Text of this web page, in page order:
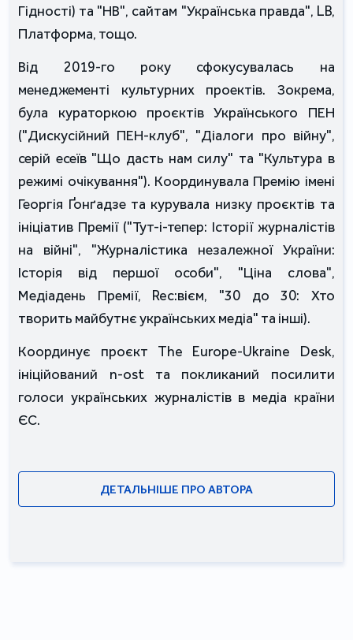
Гідності) та "НВ", сайтам "Українська правда", LB,
Платформа, тощо.
Від 2019-го року сфокусувалась на
менеджементі культурних проектів. Зокрема,
була кураторкою проєктів Українського ПЕН
("Дискусійний ПЕН-клуб", "Діалоги про війну",
серій есеїв "Що дасть нам силу" та "Культура в
режимі очікування"). Координувала Премію імені
Георгія Ґонґадзе та курувала низку проєктів та
ініціатив Премії ("Тут-і-тепер: Історії журналістів
на війні", "Журналістика незалежної України:
Історія від першої особи", "Ціна слова",
Медіадень Премії, Rec:вієм, "30 до 30: Хто
творить майбутнє українських медіа" та інші).
Координує проєкт The Europe-Ukraine Desk,
ініційований n-ost та покликаний посилити
голоси українських журналістів в медіа країни
ЄС.
ДЕТАЛЬНІШЕ ПРО АВТОРА